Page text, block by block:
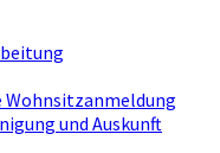
Wohnsitzanmeldung
und Auskunft